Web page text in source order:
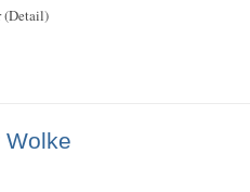
(Detail)
Wolke